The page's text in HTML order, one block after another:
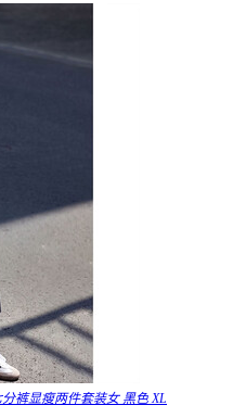
裤显瘦两件套装女 黑色 XL